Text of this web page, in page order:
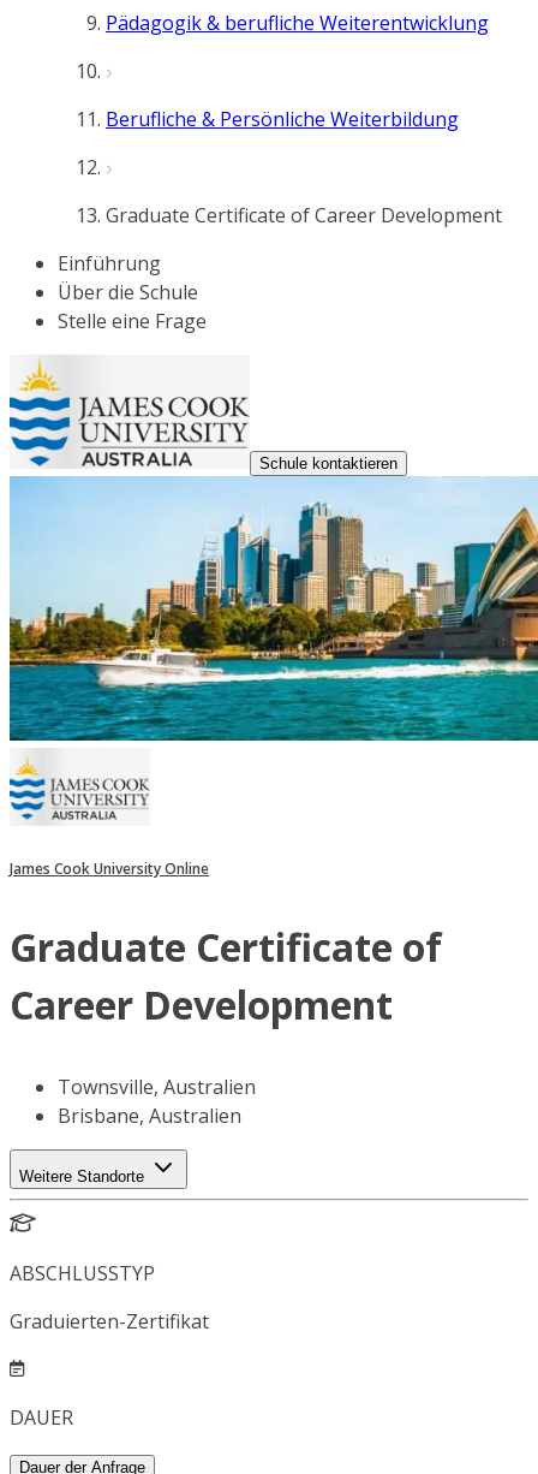
Pädagogik & berufliche Weiterentwicklung
Berufliche & Persönliche Weiterbildung
Graduate Certificate of Career Development
Einführung
Über die Schule
Stelle eine Frage
Schule kontaktieren
James Cook University Online
Graduate Certificate of
Career Development
Townsville, Australien
Brisbane, Australien
Weitere Standorte
ABSCHLUSSTYP
Graduierten-Zertifikat
DAUER
Dauer der Anfrage